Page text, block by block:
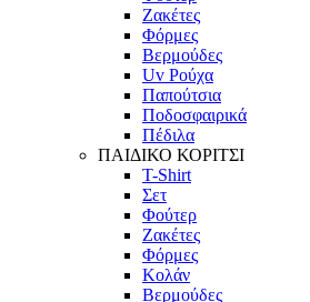
Ζακέτες
Φόρμες
Βερμούδες
Uv Ρούχα
Παπούτσια
Ποδοσφαιρικά
Πέδιλα
ΠΑΙΔΙΚΟ ΚΟΡΙΤΣΙ
T-Shirt
Σετ
Φούτερ
Ζακέτες
Φόρμες
Κολάν
Βερμούδες